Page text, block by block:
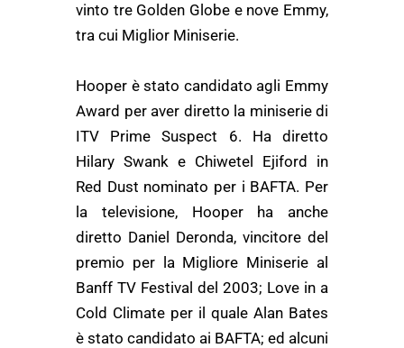
vinto tre Golden Globe e nove Emmy,
tra cui Miglior Miniserie.
Hooper è stato candidato agli Emmy
Award per aver diretto la miniserie di
ITV Prime Suspect 6. Ha diretto
Hilary Swank e Chiwetel Ejiford in
Red Dust nominato per i BAFTA. Per
la televisione, Hooper ha anche
diretto Daniel Deronda, vincitore del
premio per la Migliore Miniserie al
Banff TV Festival del 2003; Love in a
Cold Climate per il quale Alan Bates
è stato candidato ai BAFTA; ed alcuni